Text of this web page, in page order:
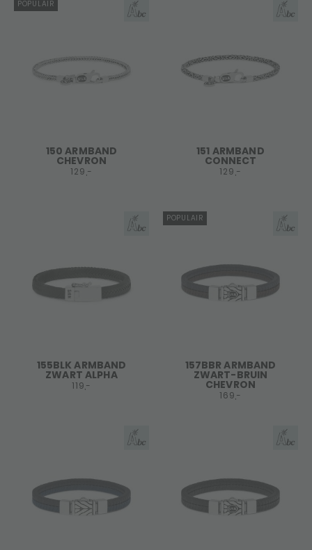
POPULAIR
150 ARMBAND
CHEVRON
129,-
151 ARMBAND
CONNECT
129,-
155BLK ARMBAND
ZWART ALPHA
119,-
POPULAIR
157BBR ARMBAND
ZWART-BRUIN
CHEVRON
169,-